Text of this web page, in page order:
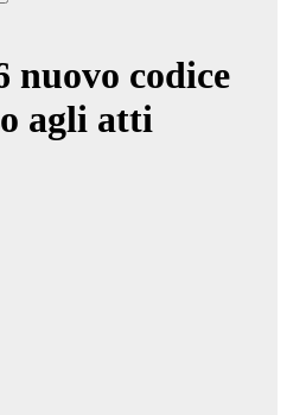
nuovo codice
agli atti